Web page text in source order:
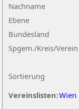
Nachname
Ebene
Sortierung
Bundesland
Spgem./Kreis/Verein
Vereinslisten:Wien